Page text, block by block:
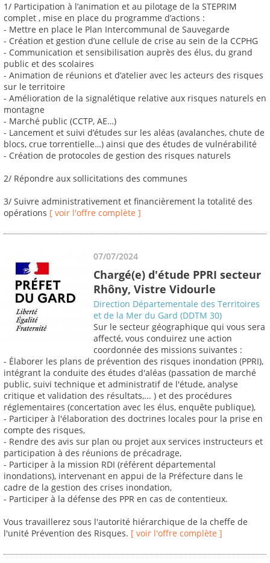
1/ Participation à l’animation et au pilotage de la STEPRIM
complet , mise en place du programme d’actions :
- Mettre en place le Plan Intercommunal de Sauvegarde
- Création et gestion d’une cellule de crise au sein de la CCPHG
- Communication et sensibilisation auprès des élus, du grand
public et des scolaires
- Animation de réunions et d’atelier avec les acteurs des risques
sur le territoire
- Amélioration de la signalétique relative aux risques naturels en
montagne
- Marché public (CCTP, AE…)
- Lancement et suivi d’études sur les aléas (avalanches, chute de
blocs, crue torrentielle…) ainsi que des études de vulnérabilité
- Création de protocoles de gestion des risques naturels
2/ Répondre aux sollicitations des communes
3/ Suivre administrativement et financièrement la totalité des
opérations [ voir l'offre complète ]
07/07/2024
Chargé(e) d'étude PPRI secteur
Rhôny, Vistre Vidourle
Direction Départementale des Territoires
et de la Mer du Gard (DDTM 30)
Sur le secteur géographique qui vous sera
affecté, vous conduirez une action
coordonnée des missions suivantes :
- Élaborer les plans de prévention des risques inondation (PPRI),
intégrant la conduite des études d'aléas (passation de marché
public, suivi technique et administratif de l'étude, analyse
critique et validation des résultats,... ) et des procédures
réglementaires (concertation avec les élus, enquête publique),
- Participer à l'élaboration des doctrines locales pour la prise en
compte des risques,
- Rendre des avis sur plan ou projet aux services instructeurs et
participation à des réunions de précadrage,
- Participer à la mission RDI (référent départemental
inondations), intervenant en appui de la Préfecture dans le
cadre de la gestion des crises inondation,
- Participer à la défense des PPR en cas de contentieux.
Vous travaillerez sous l'autorité hiérarchique de la cheffe de
l'unité Prévention des Risques. [ voir l'offre complète ]